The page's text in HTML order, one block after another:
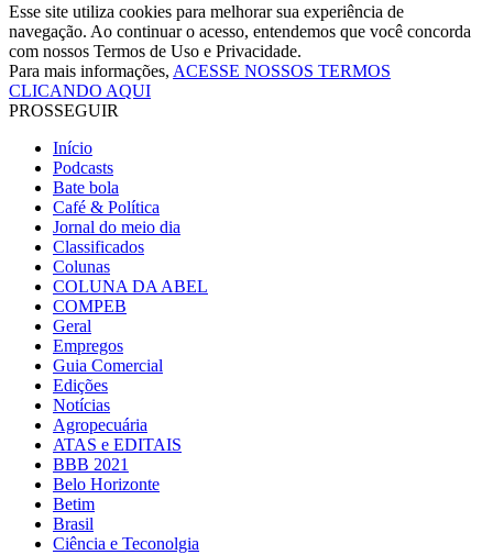
Esse site utiliza cookies para melhorar sua experiência de
navegação. Ao continuar o acesso, entendemos que você concorda
com nossos Termos de Uso e Privacidade.
Para mais informações, ACESSE NOSSOS TERMOS
CLICANDO AQUI
PROSSEGUIR
Início
Podcasts
Bate bola
Café & Política
Jornal do meio dia
Classificados
Colunas
COLUNA DA ABEL
COMPEB
Geral
Empregos
Guia Comercial
Edições
Notícias
Agropecuária
ATAS e EDITAIS
BBB 2021
Belo Horizonte
Betim
Brasil
Ciência e Teconolgia